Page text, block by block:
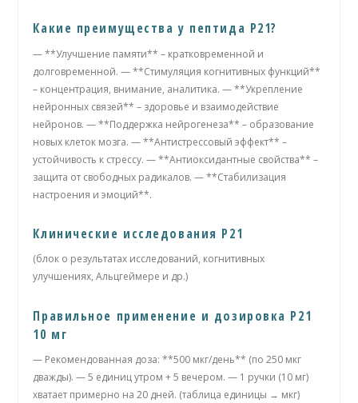
Какие преимущества у пептида P21?
— **Улучшение памяти** – кратковременной и
долговременной. — **Стимуляция когнитивных функций**
– концентрация, внимание, аналитика. — **Укрепление
нейронных связей** – здоровье и взаимодействие
нейронов. — **Поддержка нейрогенеза** – образование
новых клеток мозга. — **Антистрессовый эффект** –
устойчивость к стрессу. — **Антиоксидантные свойства** –
защита от свободных радикалов. — **Стабилизация
настроения и эмоций**.
Клинические исследования P21
(блок о результатах исследований, когнитивных
улучшениях, Альцгеймере и др.)
Правильное применение и дозировка P21
10 мг
— Рекомендованная доза: **500 мкг/день** (по 250 мкг
дважды). — 5 единиц утром + 5 вечером. — 1 ручки (10 мг)
хватает примерно на 20 дней. (таблица единицы → мкг)